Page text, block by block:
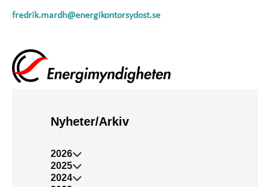
fredrik.mardh@energikontorsydost.se
Nyheter/Arkiv
2026
2025
2024